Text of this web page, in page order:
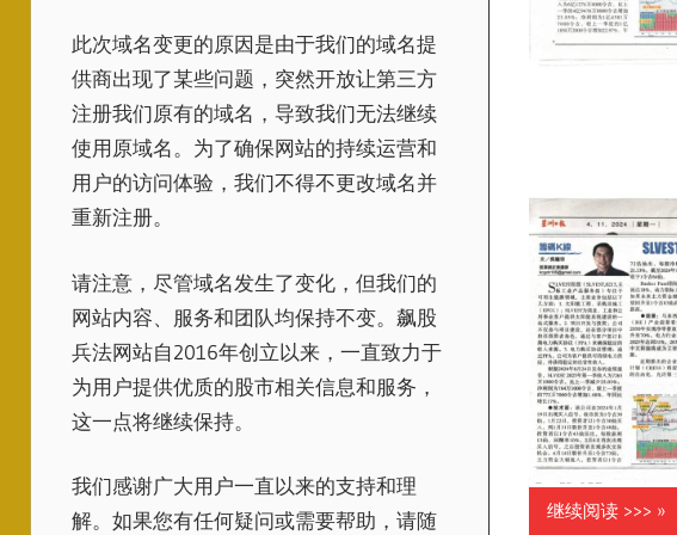
继续阅读 >>>
此次域名变更的原因是由于我们的域名提
供商出现了某些问题，突然开放让第三方
注册我们原有的域名，导致我们无法继续
使用原域名。为了确保网站的持续运营和
用户的访问体验，我们不得不更改域名并
重新注册。
请注意，尽管域名发生了变化，但我们的
网站内容、服务和团队均保持不变。飙股
兵法网站自2016年创立以来，一直致力于
为用户提供优质的股市相关信息和服务，
这一点将继续保持。
我们感谢广大用户一直以来的支持和理
解。如果您有任何疑问或需要帮助，请随